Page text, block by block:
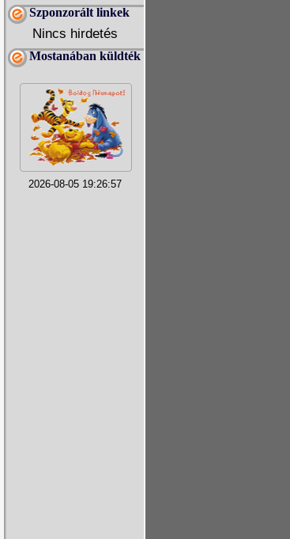
Szponzorált linkek
Nincs hirdetés
Mostanában küldték
2026-08-05 19:26:57